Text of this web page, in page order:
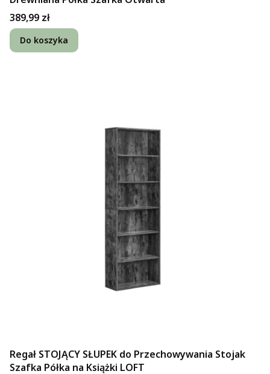
Cena
389,99 zł
Do koszyka
Regał STOJĄCY SŁUPEK do Przechowywania Stojak
Szafka Półka na Książki LOFT